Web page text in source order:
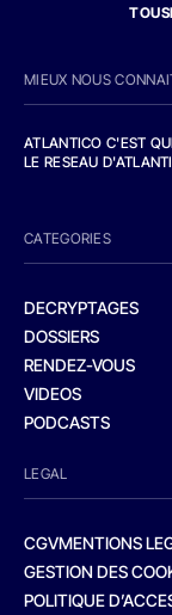
MIEUX NOUS
ATLANTICO C'EST
LE RESEAU
CATEGORIES
DECRYPTAGES
DOSSIERS
RENDEZ-VOUS
VIDEOS
PODCASTS
LEGAL
CGVMENTIONS
GESTION DES
POLITIQUE